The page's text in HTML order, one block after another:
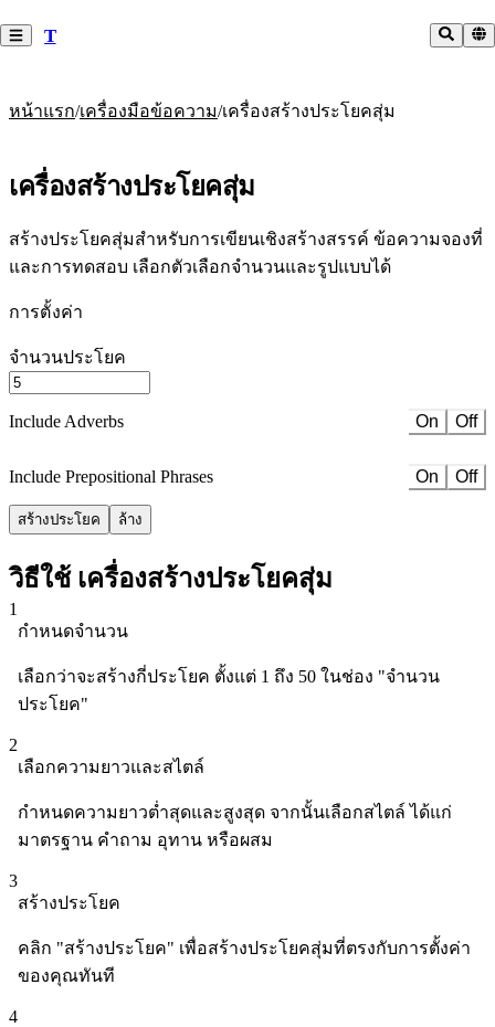
T
หน้าแรก/เครื่องมือข้อความ/เครื่องสร้างประโยคสุ่ม
เครื่องสร้างประโยคสุ่ม
สร้างประโยคสุ่มสำหรับการเขียนเชิงสร้างสรรค์ ข้อความจองที่
และการทดสอบ เลือกตัวเลือกจำนวนและรูปแบบได้
การตั้งค่า
จำนวนประโยค
Include Adverbs On Off
Include Prepositional Phrases On Off
สร้างประโยค ล้าง
วิธีใช้ เครื่องสร้างประโยคสุ่ม
1
กำหนดจำนวน
เลือกว่าจะสร้างกี่ประโยค ตั้งแต่ 1 ถึง 50 ในช่อง "จำนวน
ประโยค"
2
เลือกความยาวและสไตล์
กำหนดความยาวต่ำสุดและสูงสุด จากนั้นเลือกสไตล์ ได้แก่
มาตรฐาน คำถาม อุทาน หรือผสม
3
สร้างประโยค
คลิก "สร้างประโยค" เพื่อสร้างประโยคสุ่มที่ตรงกับการตั้งค่า
ของคุณทันที
4